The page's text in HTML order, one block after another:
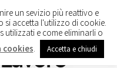
un sevizio più reattivo e
si accetta l'utilizzo di cookie.
utilizzati e come eliminarli o
cookies Accetta e chiudi